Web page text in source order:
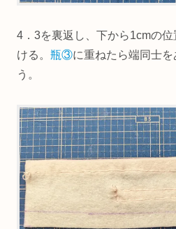
4．3を裏返し、下から1cmの
ける。 瓶③に重ねたら端同士
う。